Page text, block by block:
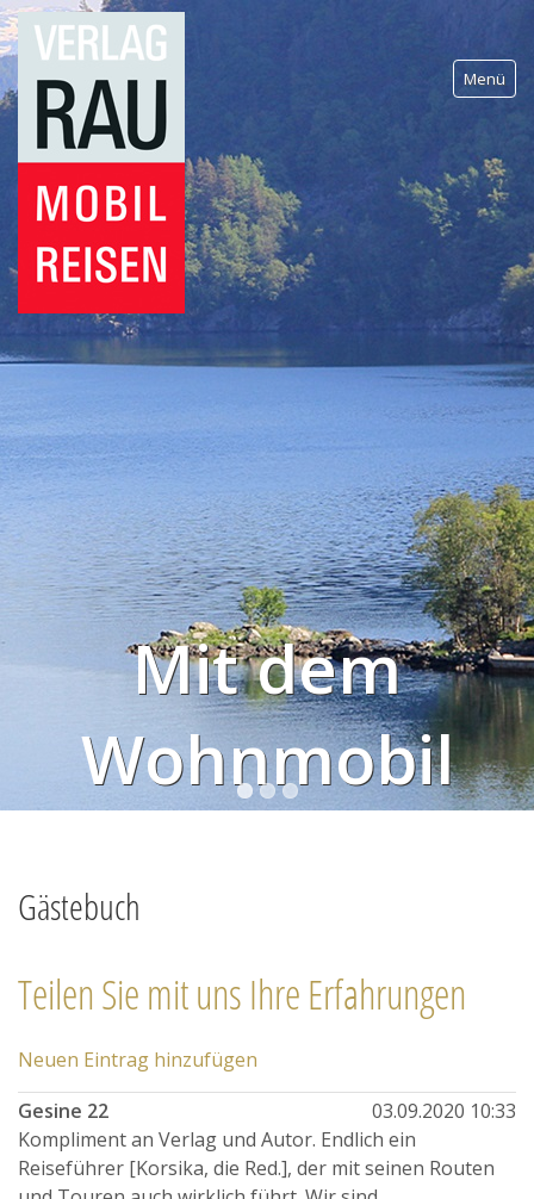
Menü
Wohnmobilreisen
Mobil Reisen
Gästebuch
Reiseführer
GPS Roadbook
Online Shop
Mit dem
Wohnmobil
Gästebuch
Teilen Sie mit uns Ihre Erfahrungen
Neuen Eintrag hinzufügen
Gesine 22
03.09.2020 10:33
Kompliment an Verlag und Autor. Endlich ein
Reiseführer [Korsika, die Red.], der mit seinen Routen